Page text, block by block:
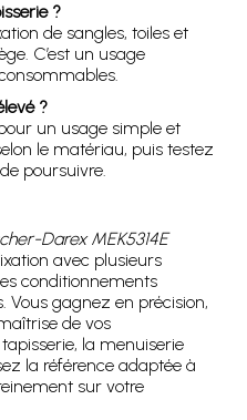
?
de sangles, toiles et
C’est un usage
?
un usage simple et
le matériau, puis testez
poursuivre.
Darex MEK5314E
avec plusieurs
conditionnements
Vous gagnez en précision,
de vos
la menuiserie
la référence adaptée à
sur votre